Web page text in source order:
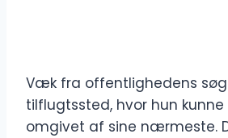
Væk fra offentlighedens
tilflugtssted, hvor hun
omgivet af sine nærmeste.